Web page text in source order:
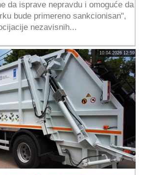
da isprave nepravdu i omoguće da
bude primereno sankcionisan",
nezavisnih...
10.04.2026 12:59